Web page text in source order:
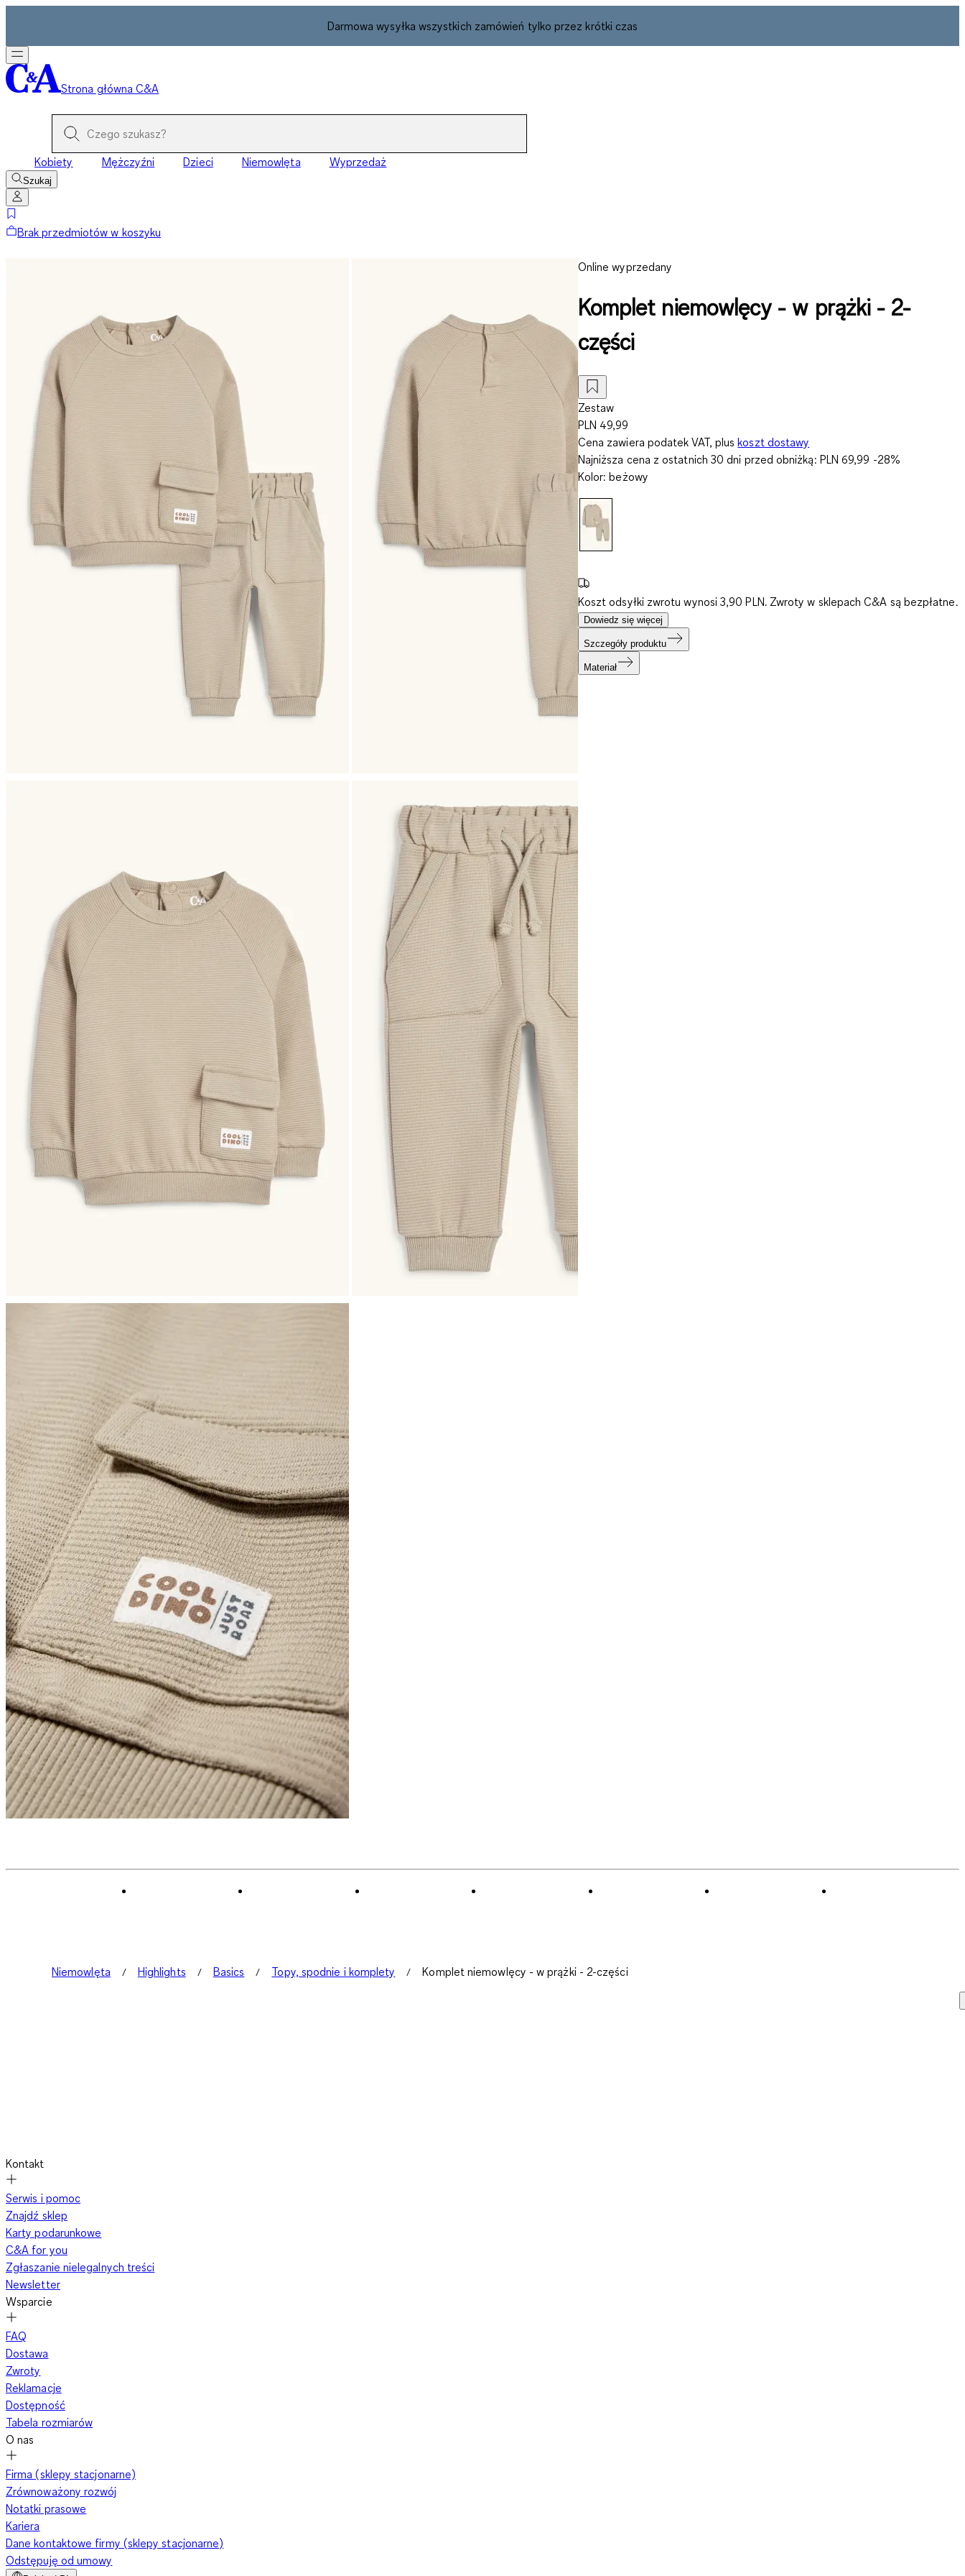
Darmowa wysyłka wszystkich zamówień tylko przez krótki czas
Strona główna C&A
Kobiety Mężczyźni Dzieci Niemowlęta Wyprzedaż
Szukaj
Brak przedmiotów w koszyku
Online wyprzedany
Komplet niemowlęcy - w prążki - 2-
części
Zestaw
PLN 49,99
Cena zawiera podatek VAT, plus koszt dostawy
Najniższa cena z ostatnich 30 dni przed obniżką: PLN 69,99 -28%
Kolor: beżowy
Koszt odsyłki zwrotu wynosi 3,90 PLN. Zwroty w sklepach C&A są bezpłatne.
Dowiedz się więcej
Szczegóły produktu
Materiał
Niemowlęta Highlights Basics Topy, spodnie i komplety Komplet niemowlęcy - w prążki - 2-części
Kontakt
Serwis i pomoc
Znajdź sklep
Karty podarunkowe
C&A for you
Zgłaszanie nielegalnych treści
Newsletter
Wsparcie
FAQ
Dostawa
Zwroty
Reklamacje
Dostępność
Tabela rozmiarów
O nas
Firma (sklepy stacjonarne)
Zrównoważony rozwój
Notatki prasowe
Kariera
Dane kontaktowe firmy (sklepy stacjonarne)
Odstępuję od umowy